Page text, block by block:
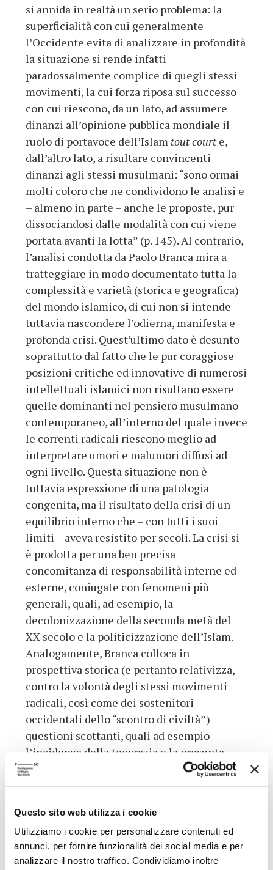
Questo sito web utilizza i cookie
Utilizziamo i cookie per personalizzare contenuti ed
annunci, per fornire funzionalità dei social media e per
analizzare il nostro traffico. Condividiamo inoltre
si annida in realtà un serio problema: la
superficialità con cui generalmente
l’Occidente evita di analizzare in profondità
la situazione si rende infatti
paradossalmente complice di quegli stessi
movimenti, la cui forza riposa sul successo
con cui riescono, da un lato, ad assumere
dinanzi all’opinione pubblica mondiale il
ruolo di portavoce dell’Islam tout courte,
dall’altro lato, a risultare convincenti
dinanzi agli stessi musulmani: “sono ormai
molti coloro che ne condividono le analisi e
– almeno in parte – anche le proposte, pur
dissociandosi dalle modalità con cui viene
portata avanti la lotta” (p. 145). Al contrario,
l’analisi condotta da Paolo Branca mira a
tratteggiare in modo documentato tutta la
complessità e varietà (storica e geografica)
del mondo islamico, di cui non si intende
tuttavia nascondere l’odierna, manifesta e
profonda crisi. Quest’ultimo dato è desunto
soprattutto dal fatto che le pur coraggiose
posizioni critiche ed innovative di numerosi
intellettuali islamici non risultano essere
quelle dominanti nel pensiero musulmano
contemporaneo, all’interno del quale invece
le correnti radicali riescono meglio ad
interpretare umori e malumori diffusi ad
ogni livello. Questa situazione non è
tuttavia espressione di una patologia
congenita, ma il risultato della crisi di un
equilibrio interno che – con tutti i suoi
limiti – aveva resistito per secoli. La crisi si
è prodotta per una ben precisa
concomitanza di responsabilità interne ed
esterne, coniugate con fenomeni più
generali, quali, ad esempio, la
decolonizzazione della seconda metà del
XX secolo e la politicizzazione dell’Islam.
Analogamente, Branca colloca in
prospettiva storica (e pertanto relativizza,
contro la volontà degli stessi movimenti
radicali, così come dei sostenitori
occidentali dello “scontro di civiltà”)
questioni scottanti, quali ad esempio
l’incidenza della teocrazia e la presunta
univocità del rapporto con la tradizione
religiosa islamica. Lungi dal sottovalutare i
preoccupazione” (p. 182) che pure
rimangono, Branca ritiene dunque che la via
migliore per evitare di precipitare davvero